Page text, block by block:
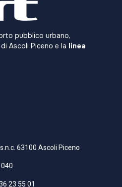
pubblico urbano,
Ascoli Piceno e la linea
63100 Ascoli Piceno
23 55 01